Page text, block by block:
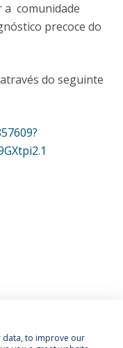
a comunidade
precoce do
do seguinte
data, to improve our